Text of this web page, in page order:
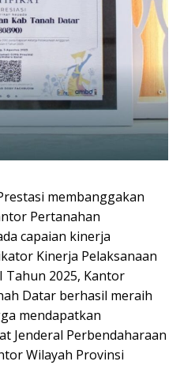
membanggakan
Pertanahan
capaian kinerja
Kinerja Pelaksanaan
Tahun 2025, Kantor
Datar berhasil meraih
mendapatkan
Jenderal Perbendaharaan
Wilayah Provinsi